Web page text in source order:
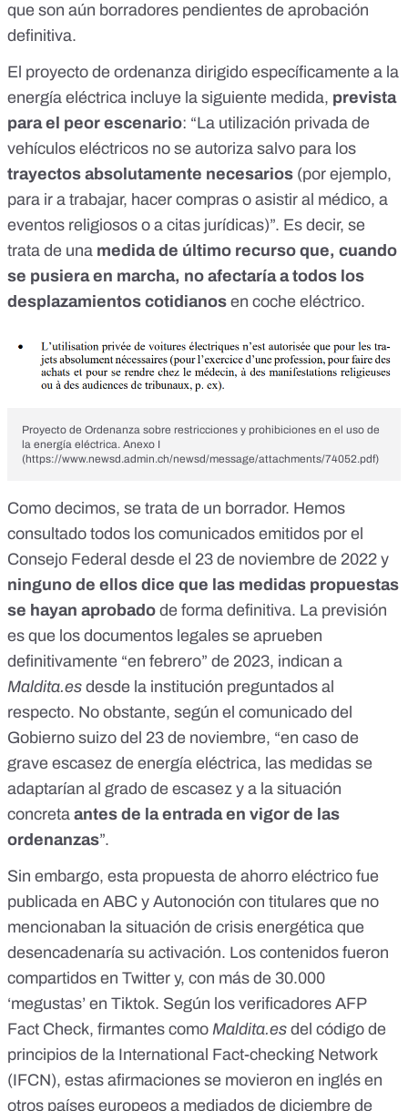
que son aún borradores pendientes de aprobación
definitiva.
El proyecto de ordenanza dirigido específicamente a la
energía eléctrica incluye la siguiente medida, prevista
para el peor escenario: “La utilización privada de
vehículos eléctricos no se autoriza salvo para los
trayectos absolutamente necesarios (por ejemplo,
para ir a trabajar, hacer compras o asistir al médico, a
eventos religiosos o a citas jurídicas)”. Es decir, se
trata de una medida de último recurso que, cuando
se pusiera en marcha, no afectaría a todos los
desplazamientos cotidianos en coche eléctrico.
Proyecto de Ordenanza sobre restricciones y prohibiciones en el uso de
la energía eléctrica. Anexo I
(https://www.newsd.admin.ch/newsd/message/attachments/74052.pdf)
Como decimos, se trata de un borrador. Hemos
consultado todos los comunicados emitidos por el
Consejo Federal desde el 23 de noviembre de 2022 y
ninguno de ellos dice que las medidas propuestas
se hayan aprobado de forma definitiva. La previsión
es que los documentos legales se aprueben
definitivamente “en febrero” de 2023, indican a
Maldita.es desde la institución preguntados al
respecto. No obstante, según el comunicado del
Gobierno suizo del 23 de noviembre, “en caso de
grave escasez de energía eléctrica, las medidas se
adaptarían al grado de escasez y a la situación
concreta antes de la entrada en vigor de las
ordenanzas”.
Sin embargo, esta propuesta de ahorro eléctrico fue
publicada en ABC y Autonoción con titulares que no
mencionaban la situación de crisis energética que
desencadenaría su activación. Los contenidos fueron
compartidos en Twitter y, con más de 30.000
‘megustas’ en Tiktok. Según los verificadores AFP
Fact Check, firmantes como Maldita.es del código de
principios de la International Fact-checking Network
(IFCN), estas afirmaciones se movieron en inglés en
otros países europeos a mediados de diciembre de